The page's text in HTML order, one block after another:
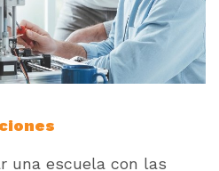
una escuela con las